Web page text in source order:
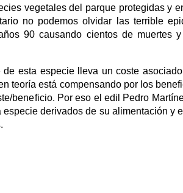
vegetales del parque protegidas y
no podemos olvidar las terrible
90 causando cientos de muertes
esta especie lleva un coste
teoría está compensando por los
beneficio. Por eso el edil Pedro
derivados de su alimentación y